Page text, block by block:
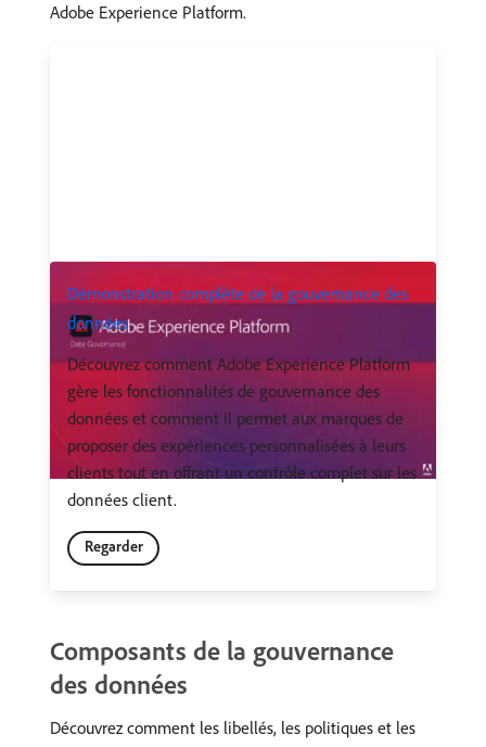
Adobe Experience Platform.
Démonstration complète de la gouvernance des
données
Découvrez comment Adobe Experience Platform
gère les fonctionnalités de gouvernance des
données et comment il permet aux marques de
proposer des expériences personnalisées à leurs
clients tout en offrant un contrôle complet sur les
données client.
Regarder
Composants de la gouvernance
des données
Découvrez comment les libellés, les politiques et les